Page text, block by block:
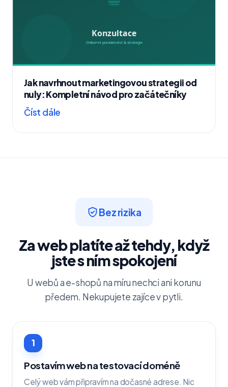
Jak navrhnout marketingovou strategii od
nuly: Kompletní návod pro začátečníky
Číst dále
Bez rizika
Za web platíte až tehdy, když
jste s ním spokojení
U webů a e-shopů na míru nechci ani korunu
předem. Nekupujete zajíce v pytli.
1
Postavím web na testovací doméně
Celý web vám připravím na dočasné adrese. Nic